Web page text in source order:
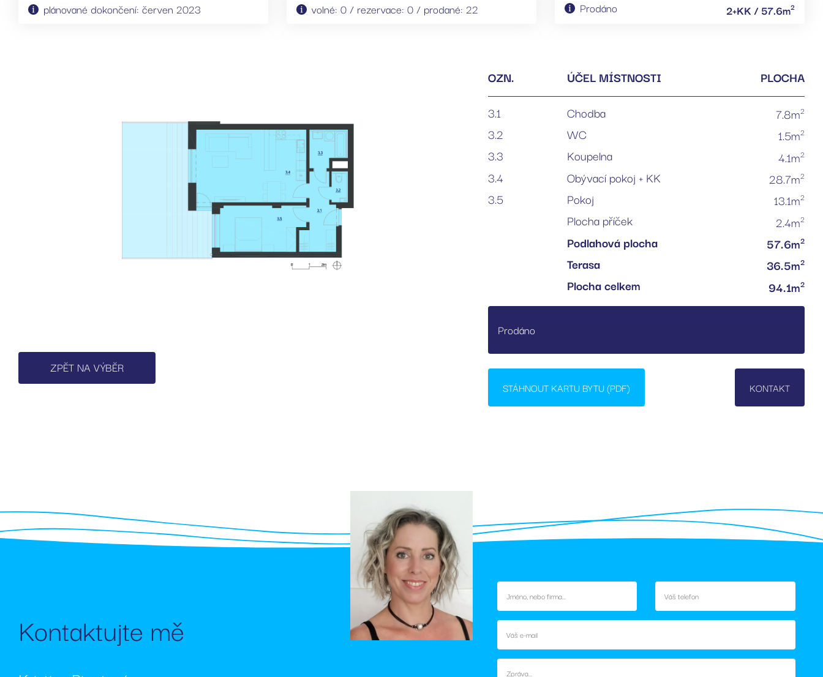
plánované dokončení: červen 2023 volné: 0 / rezervace: 0 / prodané: 22 Prodáno 2+KK / 57.6m2
ZPĚT NA VÝBĚR
OZN. ÚČEL MÍSTNOSTI
PLOCHA
3.1
Chodba 7.8m2
3.2 WC 1.5m2
3.3 Koupelna 4.1m2
3.4 Obývací pokoj + KK 28.7m2
3.5 Pokoj 13.1m2
Plocha příček 2.4m2
Podlahová plocha 57.6m2
Terasa 36.5m2
Plocha celkem 94.1m2
Prodáno
STÁHNOUT KARTU BYTU (PDF) KONTAKT
Kontaktujte mě